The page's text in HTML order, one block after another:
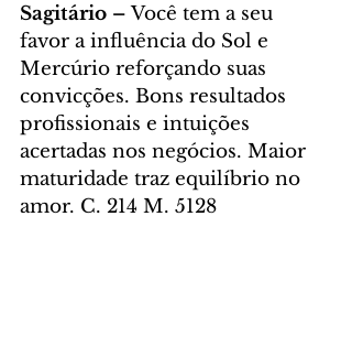
Sagitário – Você tem a seu
favor a influência do Sol e
Mercúrio reforçando suas
convicções. Bons resultados
profissionais e intuições
acertadas nos negócios. Maior
maturidade traz equilíbrio no
amor. C. 214 M. 5128